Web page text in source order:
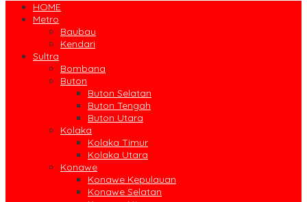
HOME
Metro
Baubau
Kendari
Sultra
Bombana
Buton
Buton Selatan
Buton Tengah
Buton Utara
Kolaka
Kolaka Timur
Kolaka Utara
Konawe
Konawe Kepulauan
Konawe Selatan